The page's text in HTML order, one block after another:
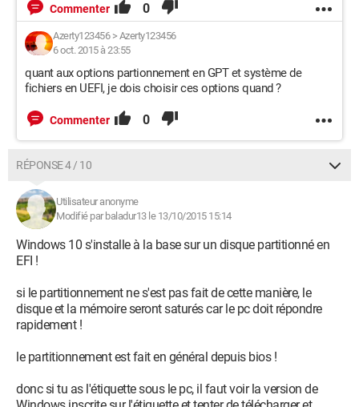
Commenter 0
Azerty123456> Azerty123456
6 oct. 2015 à 23:55
quant aux options partionnement en GPT et système de
fichiers en UEFI, je dois choisir ces options quand ?
Commenter 0
RÉPONSE 4 / 10
Utilisateur anonyme
Modifié par baladur13 le 13/10/2015 15:14
Windows 10 s'installe à la base sur un disque partitionné en
EFI !
si le partitionnement ne s'est pas fait de cette manière, le
disque et la mémoire seront saturés car le pc doit répondre
rapidement !
le partitionnement est fait en général depuis bios !
donc si tu as l'étiquette sous le pc, il faut voir la version de